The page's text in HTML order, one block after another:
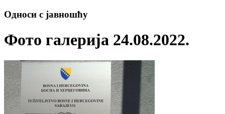
Односи с јавношћу
Фото галерија 24.08.2022.